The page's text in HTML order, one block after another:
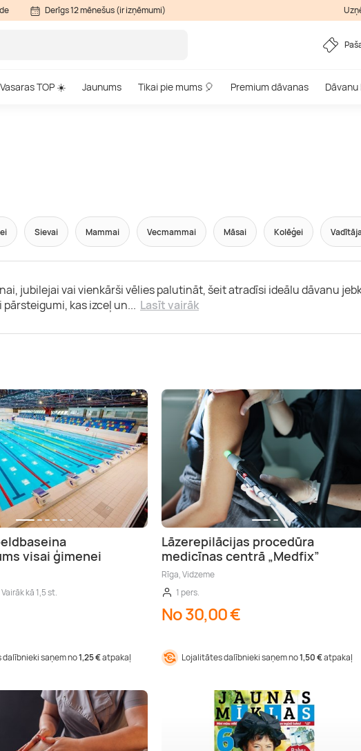
Derīgs 12 mēnešus (ir izņēmumi)
Vasaras TOP ☀️ Jaunums Tikai pie mums 🎈 Premium dāvanas
Sievai Mammai Vecmammai Māsai Kolēģei
jubilejai vai vienkārši vēlies palutināt, šeit atradīsi ideālu dāvanu
kas izceļ un... Lasīt vairāk
visai ģimenei
Vairāk kā 1,5 st.
saņem no1,25 €atpakaļ
Lāzerepilācijas procedūra
medicīnas centrā „Medfix”
Rīga, Vidzeme
1 pers.
No 30,00 €
Lojalitātes dalībnieki saņem no1,50 €atpakaļ